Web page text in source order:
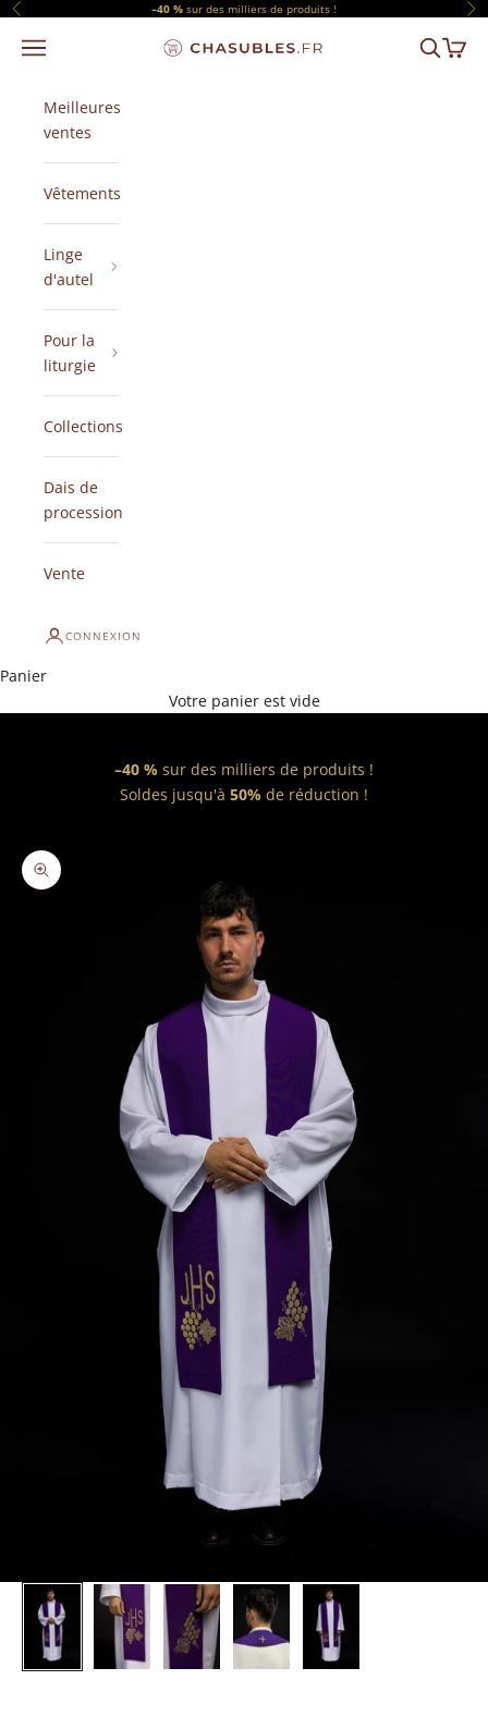
Passer au contenu
Précédent –40 % sur des milliers de produits !
CHASUBLES.FR
Menu Panier
Meilleures
ventes
Vêtements
Linge
d'autel
Pour la
liturgie
Collections
Dais de
procession
Vente
CONNEXION
Panier
Votre panier est vide
–40 % sur des milliers de produits !
Soldes jusqu'à 50% de réduction !
Zoomer sur l'image